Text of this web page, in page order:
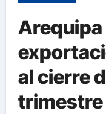
Arequipa
al cierre